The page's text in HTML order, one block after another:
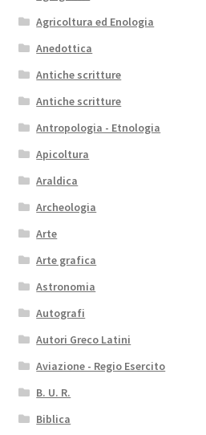
Agricoltura ed Enologia
Anedottica
Antiche scritture
Antiche scritture
Antropologia - Etnologia
Apicoltura
Araldica
Archeologia
Arte
Arte grafica
Astronomia
Autografi
Autori Greco Latini
Aviazione - Regio Esercito
B. U. R.
Biblica